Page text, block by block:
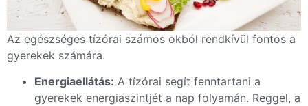
Az egészséges tízórai számos okból rendkívül fontos a
gyerekek számára.
Energiaellátás: A tízórai segít fenntartani a
gyerekek energiaszintjét a nap folyamán. Reggel, a